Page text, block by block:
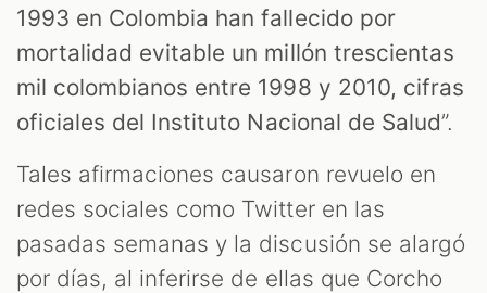
1993 en Colombia han fallecido por
mortalidad evitable un millón trescientas
mil colombianos entre 1998 y 2010, cifras
oficiales del Instituto Nacional de Salud”.
Tales afirmaciones causaron revuelo en
redes sociales como Twitter en las
pasadas semanas y la discusión se alargó
por días, al inferirse de ellas que Corcho